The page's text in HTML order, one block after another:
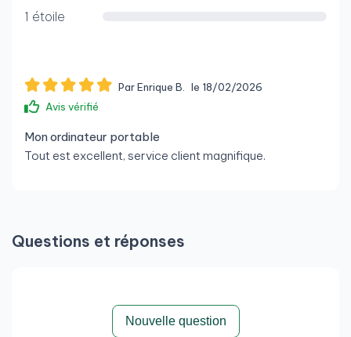
1 étoile
Par Enrique B.
le 18/02/2026
Avis vérifié
Mon ordinateur portable
Tout est excellent, service client magnifique.
Questions et réponses
Nouvelle question